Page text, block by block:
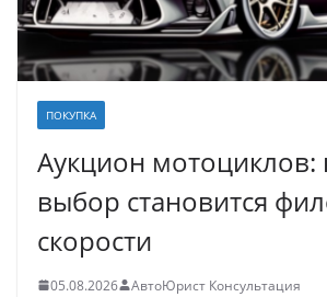
ПОКУПКА
Аукцион мотоциклов:
выбор становится
скорости
05.08.2026 АвтоЮрист Консультация